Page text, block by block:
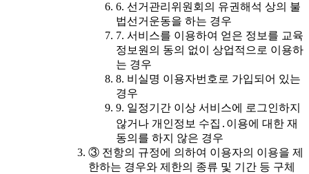
6. 선거관리위원회의 유권해석 상의 불
법선거운동을 하는 경우
7. 서비스를 이용하여 얻은 정보를 교육
정보원의 동의 없이 상업적으로 이용하
는 경우
8. 비실명 이용자번호로 가입되어 있는
경우
9. 일정기간 이상 서비스에 로그인하지
않거나 개인정보 수집․이용에 대한 재
동의를 하지 않은 경우
③ 전항의 규정에 의하여 이용자의 이용을 제
한하는 경우와 제한의 종류 및 기간 등 구체